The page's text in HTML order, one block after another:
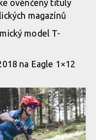
ověnčený tituly
magazínů
model T-
na Eagle 1×12